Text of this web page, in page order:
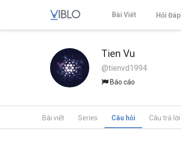
Bài Viết Hỏi Đáp
Tien Vu
@tienvd1994
Báo cáo
Bài viết Series Câu hỏi Câu trả lời